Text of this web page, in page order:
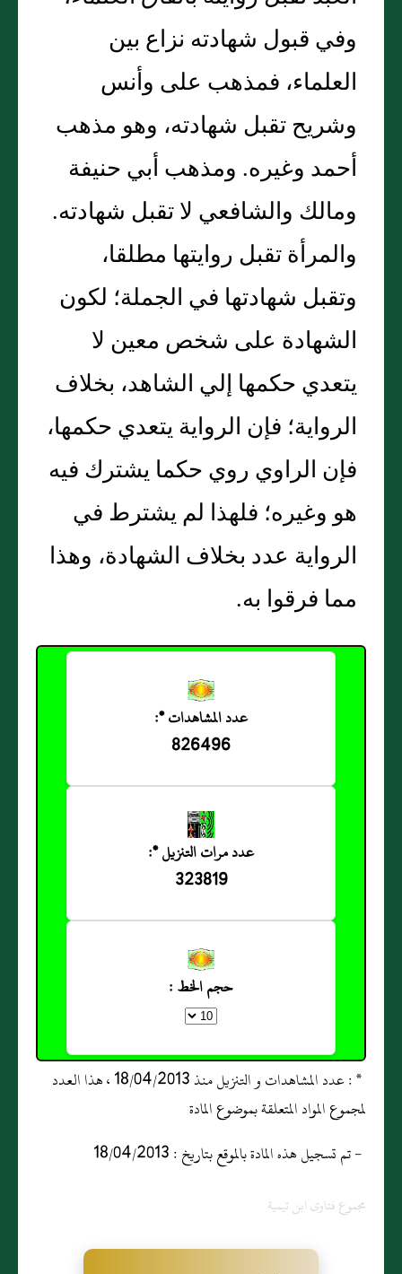
وفي قبول شهادته نزاع بين
العلماء، فمذهب على وأنس
وشريح تقبل شهادته، وهو مذهب
أحمد وغيره‏.‏ ومذهب أبي حنيفة
ومالك والشافعي لا تقبل شهادته‏.‏
والمرأة تقبل روايتها مطلقا،
وتقبل شهادتها في الجملة؛ لكون
الشهادة على شخص معين لا
يتعدي حكمها إلي الشاهد، بخلاف
الرواية؛ فإن الرواية يتعدي حكمها،
فإن الراوي روي حكما يشترك فيه
هو وغيره؛ فلهذا لم يشترط في
الرواية عدد بخلاف الشهادة، وهذا
مما فرقوا به‏.‏
عدد المشاهدات *:
826496
عدد مرات التنزيل *:
323819
حجم الخط :
* : عدد المشاهدات و التنزيل منذ 18/04/2013 ، هذا العدد
لمجموع المواد المتعلقة بموضوع المادة
- تم تسجيل هذه المادة بالموقع بتاريخ : 18/04/2013
مجموع فتاوى ابن تيمية